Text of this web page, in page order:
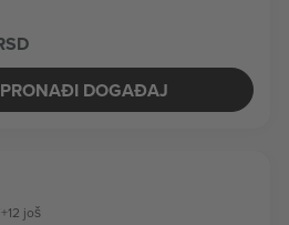
PRONAĐI DOGAĐAJ
+12 još